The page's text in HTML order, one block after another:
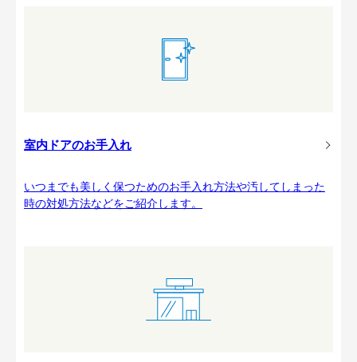
室内ドアのお手入れ
いつまでも美しく保つためのお手入れ方法や汚してしまった
時の対処方法などをご紹介します。